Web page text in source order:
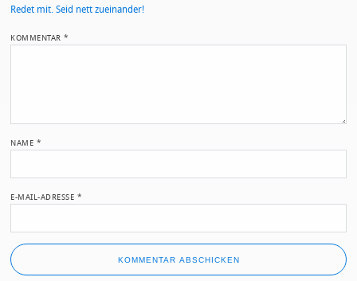
Redet mit. Seid nett zueinander!
KOMMENTAR*
NAME *
E-MAIL-ADRESSE *